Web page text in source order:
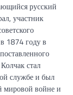
русский
участник
1874 году в
стал
службе и был
мировой войне и